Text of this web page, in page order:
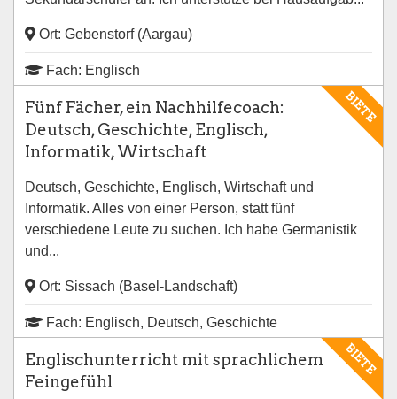
Ort: Gebenstorf (Aargau)
Fach: Englisch
BIETE
Fünf Fächer, ein Nachhilfecoach:
Deutsch, Geschichte, Englisch,
Informatik, Wirtschaft
Deutsch, Geschichte, Englisch, Wirtschaft und
Informatik. Alles von einer Person, statt fünf
verschiedene Leute zu suchen. Ich habe Germanistik
und...
Ort: Sissach (Basel-Landschaft)
Fach: Englisch, Deutsch, Geschichte
BIETE
Englischunterricht mit sprachlichem
Feingefühl